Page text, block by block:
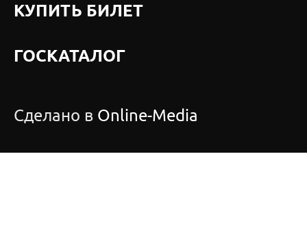
КУПИТЬ БИЛЕТ
ГОСКАТАЛОГ
Сделано в Online-Media